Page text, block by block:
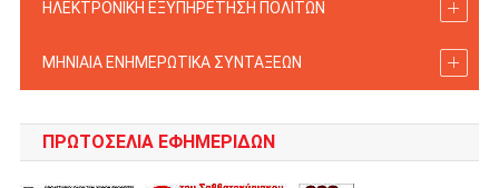
ΗΛΕΚΤΡΟΝΙΚΗ ΕΞΥΠΗΡΕΤΗΣΗ ΠΟΛΙΤΩΝ
ΜΗΝΙΑΙΑ ΕΝΗΜΕΡΩΤΙΚΑ ΣΥΝΤΑΞΕΩΝ
ΠΡΩΤΟΣΈΛΙΑ ΕΦΗΜΕΡΊΔΩΝ